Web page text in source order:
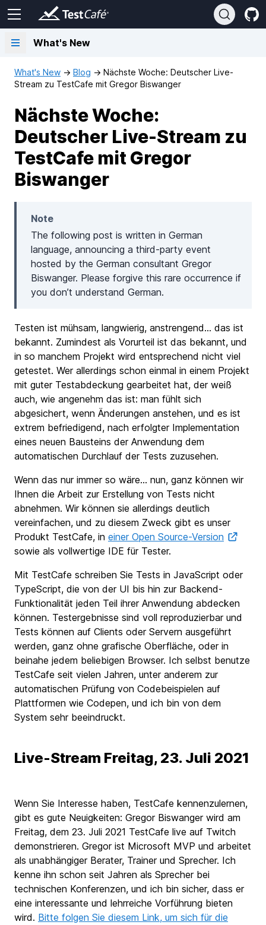
What's New
What's New → Blog → Nächste Woche: Deutscher Live-
Stream zu TestCafe mit Gregor Biswanger
Nächste Woche:
Deutscher Live-Stream zu
TestCafe mit Gregor
Biswanger
Note
The following post is written in German
language, announcing a third-party event
hosted by the German consultant Gregor
Biswanger. Please forgive this rare occurrence if
you don’t understand German.
Testen ist mühsam, langwierig, anstrengend… das ist
bekannt. Zumindest als Vorurteil ist das bekannt, und
in so manchem Projekt wird entsprechend nicht viel
getestet. Wer allerdings schon einmal in einem Projekt
mit guter Testabdeckung gearbeitet hat, der weiß
auch, wie angenehm das ist: man fühlt sich
abgesichert, wenn Änderungen anstehen, und es ist
extrem befriedigend, nach erfolgter Implementation
eines neuen Bausteins der Anwendung dem
automatischen Durchlauf der Tests zuzusehen.
Wenn das nur immer so wäre… nun, ganz können wir
Ihnen die Arbeit zur Erstellung von Tests nicht
abnehmen. Wir können sie allerdings deutlich
vereinfachen, und zu diesem Zweck gibt es unser
Produkt TestCafe, in einer Open Source-Version
sowie als vollwertige IDE für Tester.
Mit TestCafe schreiben Sie Tests in JavaScript oder
TypeScript, die von der UI bis hin zur Backend-
Funktionalität jeden Teil ihrer Anwendung abdecken
können. Testergebnisse sind voll reproduzierbar und
Tests können auf Clients oder Servern ausgeführt
werden, ganz ohne grafische Oberfläche, oder in
beinahe jedem beliebigen Browser. Ich selbst benutze
TestCafe seit vielen Jahren, unter anderem zur
automatischen Prüfung von Codebeispielen auf
Plattformen wie Codepen, und ich bin von dem
System sehr beeindruckt.
Live-Stream Freitag, 23. Juli 2021
Wenn Sie Interesse haben, TestCafe kennenzulernen,
gibt es gute Neuigkeiten: Gregor Biswanger wird am
Freitag, dem 23. Juli 2021 TestCafe live auf Twitch
demonstrieren. Gregor ist Microsoft MVP und arbeitet
als unabhängiger Berater, Trainer und Sprecher. Ich
kenne ihn schon seit Jahren als Sprecher bei
technischen Konferenzen, und ich bin sicher, dass er
eine interessante und lehrreiche Vorführung bieten
wird. Bitte folgen Sie diesem Link, um sich für die